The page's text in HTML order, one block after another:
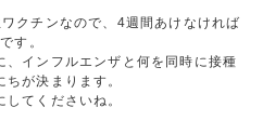
クチンなので、4週間あけなければ
す。
インフルエンザと何を同時に接種
が決まります。
てくださいね。